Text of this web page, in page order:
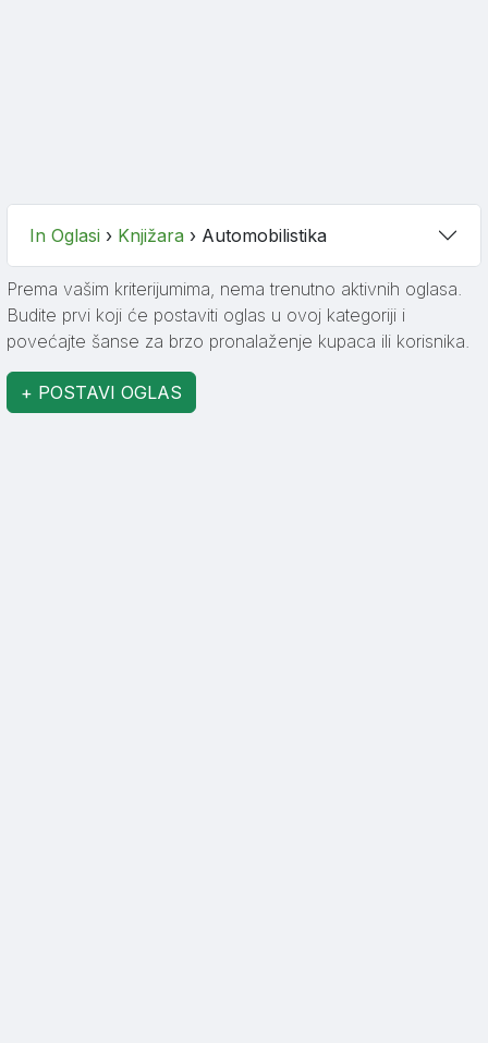
In Oglasi › Knjižara › Automobilistika
Prema vašim kriterijumima, nema trenutno aktivnih oglasa.
Budite prvi koji će postaviti oglas u ovoj kategoriji i
povećajte šanse za brzo pronalaženje kupaca ili korisnika.
+ POSTAVI OGLAS